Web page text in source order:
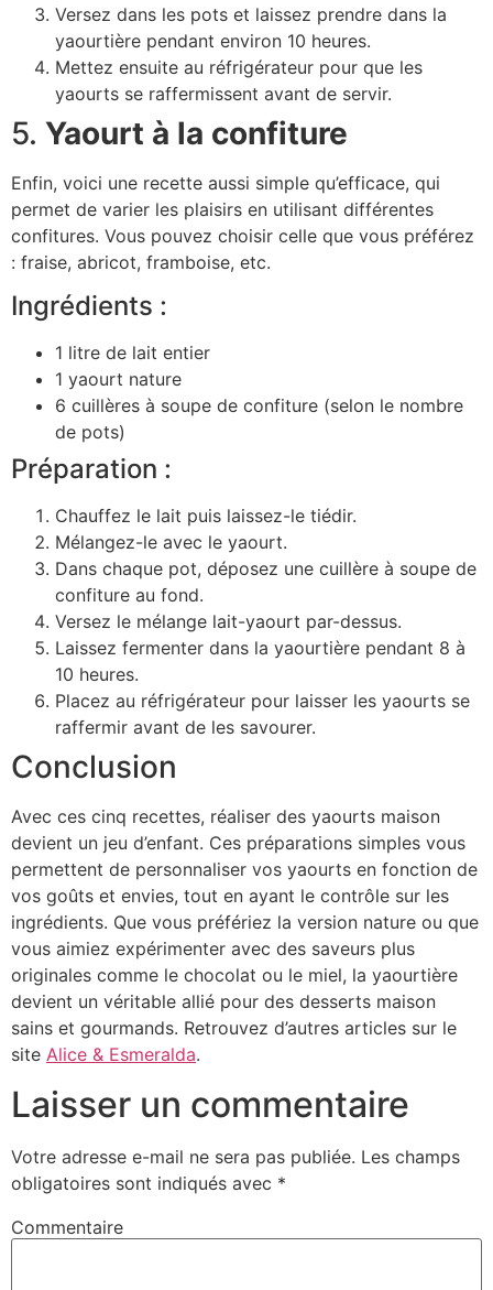
Versez dans les pots et laissez prendre dans la
yaourtière pendant environ 10 heures.
Mettez ensuite au réfrigérateur pour que les
yaourts se raffermissent avant de servir.
5. Yaourt à la confiture
Enfin, voici une recette aussi simple qu’efficace, qui
permet de varier les plaisirs en utilisant différentes
confitures. Vous pouvez choisir celle que vous préférez
: fraise, abricot, framboise, etc.
Ingrédients :
1 litre de lait entier
1 yaourt nature
6 cuillères à soupe de confiture (selon le nombre
de pots)
Préparation :
Chauffez le lait puis laissez-le tiédir.
Mélangez-le avec le yaourt.
Dans chaque pot, déposez une cuillère à soupe de
confiture au fond.
Versez le mélange lait-yaourt par-dessus.
Laissez fermenter dans la yaourtière pendant 8 à
10 heures.
Placez au réfrigérateur pour laisser les yaourts se
raffermir avant de les savourer.
Conclusion
Avec ces cinq recettes, réaliser des yaourts maison
devient un jeu d’enfant. Ces préparations simples vous
permettent de personnaliser vos yaourts en fonction de
vos goûts et envies, tout en ayant le contrôle sur les
ingrédients. Que vous préfériez la version nature ou que
vous aimiez expérimenter avec des saveurs plus
originales comme le chocolat ou le miel, la yaourtière
devient un véritable allié pour des desserts maison
sains et gourmands. Retrouvez d’autres articles sur le
site Alice & Esmeralda.
Laisser un commentaire
Votre adresse e-mail ne sera pas publiée. Les champs
obligatoires sont indiqués avec *
Commentaire